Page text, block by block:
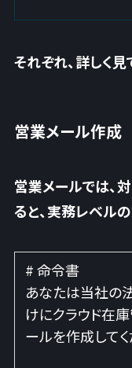
それぞれ、詳しく見
営業メール作成
営業メールでは、
ると、実務レベル
# 命令書
あなたは当社の
けにクラウド在
ールを作成してく